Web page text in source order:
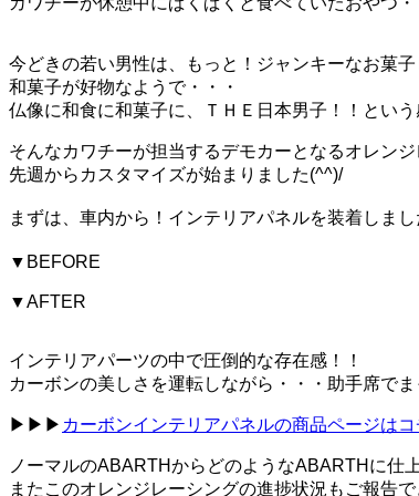
今どきの若い男性は、もっと！ジャンキーなお菓
和菓子が好物なようで・・・
仏像に和食に和菓子に、ＴＨＥ日本男子！！とい
そんなカワチーが担当するデモカーとなるオレン
先週からカスタマイズが始まりました(^^)/
まずは、車内から！インテリアパネルを装着しまし
▼BEFORE
▼AFTER
インテリアパーツの中で圧倒的な存在感！！
カーボンの美しさを運転しながら・・・助手席で
▶▶▶ カーボンインテリアパネルの商品ページはコ
ノーマルのABARTHからどのようなABARTHに
またこのオレンジレーシングの進捗状況もご報告